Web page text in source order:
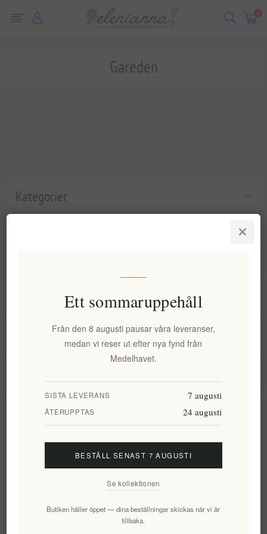
0
Kategorier
Gareden
Mitt konto
Prenumerera Avsluta bevakning
Ett sommaruppehåll
Från den 8 augusti pausar våra leveranser,
medan vi reser ut efter nya fynd från
Medelhavet.
SISTA LEVERANS 7 augusti
ÅTERUPPTAS 24 augusti
BESTÄLL SENAST 7 AUGUSTI
Se kollektionen
Butiken håller öppet — dina beställningar skickas när vi är
tillbaka.